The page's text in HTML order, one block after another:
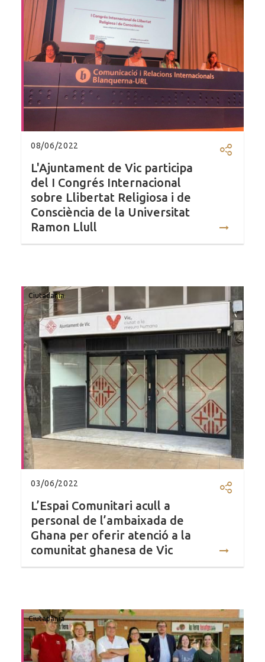
08/06/2022
L'Ajuntament de Vic participa
del I Congrés Internacional
sobre Llibertat Religiosa i de
Consciència de la Universitat
Ramon Llull
Ciutadania
03/06/2022
L’Espai Comunitari acull a
personal de l’ambaixada de
Ghana per oferir atenció a la
comunitat ghanesa de Vic
Ciutadania